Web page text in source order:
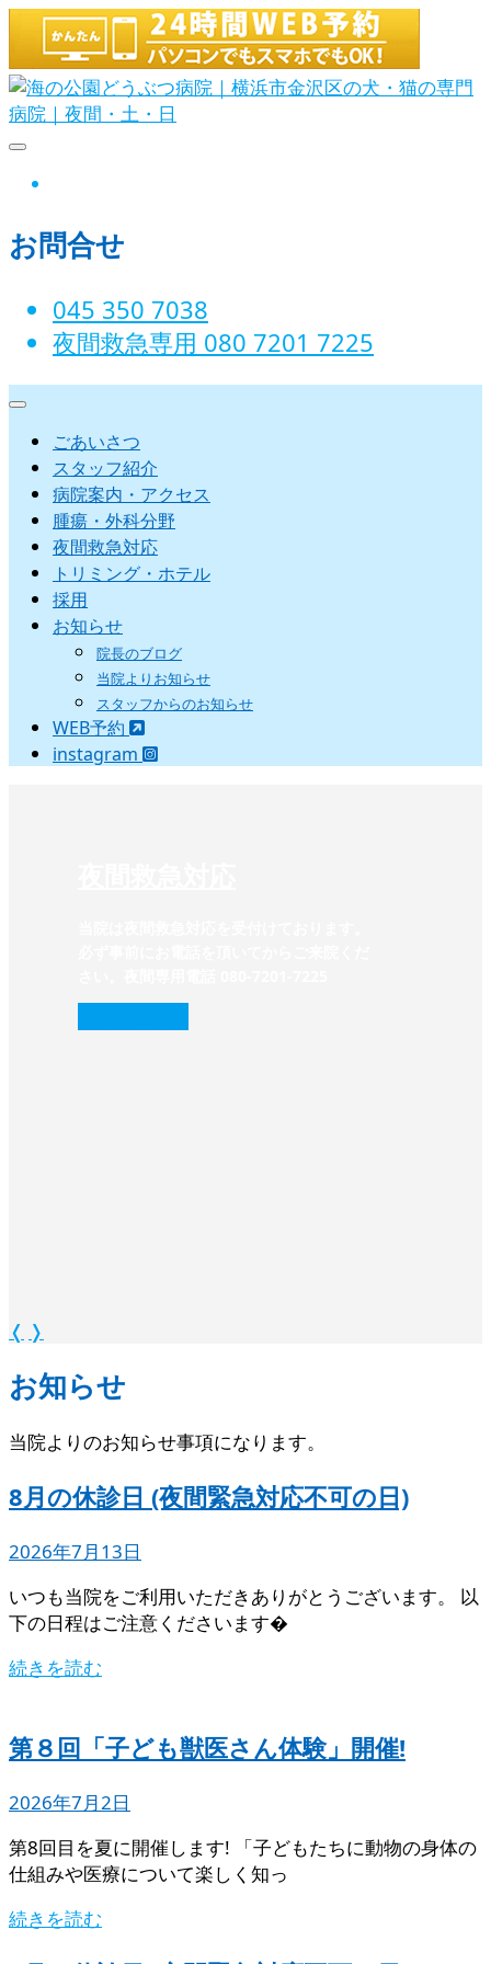
Skip
content
海の公園どうぶつ病院｜横
浜市金沢区の犬・猫の専門
お問合せ
045 350 7038‬
夜間救急専用 080 7201 7225‬
ごあいさつ
スタッフ紹介
病院案内・アクセス
腫瘍・外科分野
夜間救急対応
トリミング・ホテル
採用
お知らせ
院長のブログ
当院よりお知らせ
スタッフからのお知らせ
WEB予約
instagram
❬ ❭
お知らせ
当院よりのお知らせ事項になります。
8月の休診日 (夜間緊急対応不可の日)
2026年7月13日
いつも当院をご利用いただきありがとうございます。 以
下の日程はご注意くださいます�
続きを読む
第８回「子ども獣医さん体験」開催!
2026年7月2日
第8回目を夏に開催します! 「子どもたちに動物の身体の
仕組みや医療について楽しく知っ
続きを読む